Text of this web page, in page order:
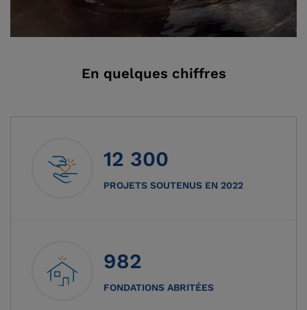
En quelques chiffres
12 300
PROJETS SOUTENUS EN 2022
982
FONDATIONS ABRITÉES